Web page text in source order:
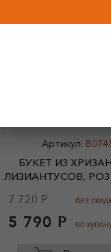
Артикул:
БУКЕТ ИЗ
ЛИЗИАНТУСОВ,
7 720 Р без
5 790 Р по